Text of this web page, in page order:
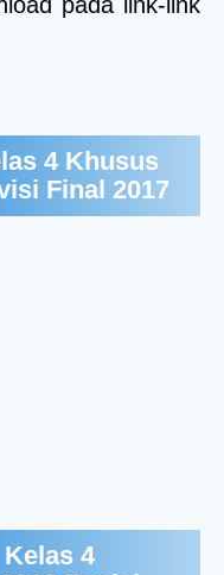
4 Khusus
Final 2017
4